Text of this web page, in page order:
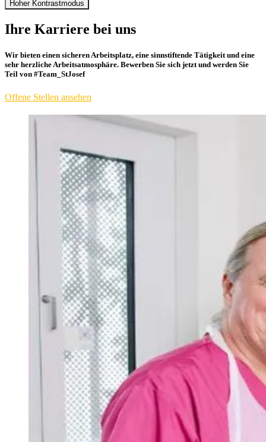
Hoher Kontrastmodus
Ihre Karriere bei uns
Wir bieten einen sicheren Arbeitsplatz, eine sinnstiftende Tätigkeit und eine
sehr herzliche Arbeitsatmosphäre. Bewerben Sie sich jetzt und werden Sie
Teil von #Team_StJosef
Offene Stellen ansehen